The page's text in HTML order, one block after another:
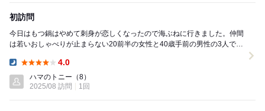
初訪問
今日はもつ鍋はやめて刺身が恋しくなったので海ぶねに行きました。仲間
は若いおしゃべりが止まらない20前半の女性と40歳手前の男性の3人での
4.0
ハマのトニー （8）
2025/08 訪問
1回